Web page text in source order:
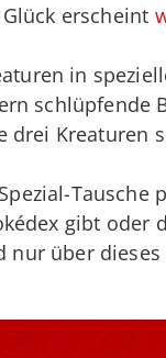
erscheint
in
schlüpfende
drei Kreaturen
Tausche
gibt oder
über